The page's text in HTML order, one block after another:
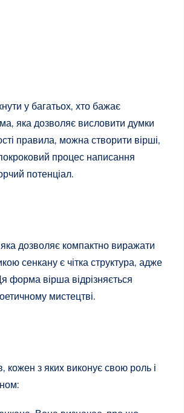
у багатьох, хто бажає
яка дозволяє висловити думки
правила, можна створити вірші,
процес написання
потенціал.
дозволяє компактно виражати
сенкану є чітка структура, адже
форма вірша відрізняється
мистецтві.
кожен з яких виконує свою роль і